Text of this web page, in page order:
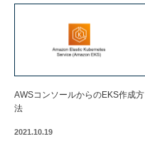
AWSコンソールからのEKS作成方
法
2021.10.19